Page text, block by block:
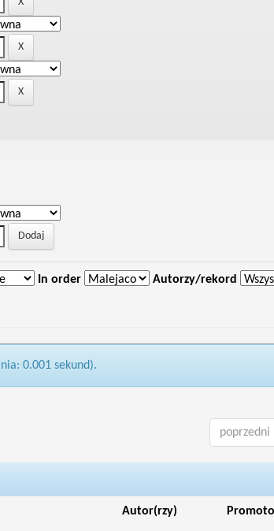
In order Autorzy/rekord
0.001 sekund).
poprzedni
Autor(rzy)